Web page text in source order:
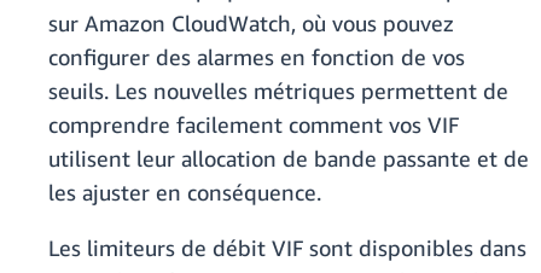
sur Amazon CloudWatch, où vous pouvez
configurer des alarmes en fonction de vos
seuils. Les nouvelles métriques permettent de
comprendre facilement comment vos VIF
utilisent leur allocation de bande passante et de
les ajuster en conséquence.
Les limiteurs de débit VIF sont disponibles dans